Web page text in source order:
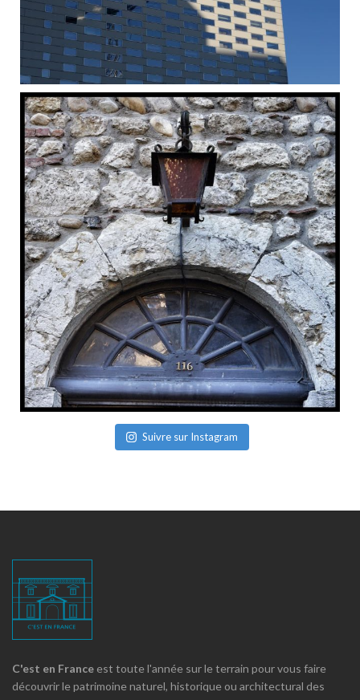
Suivre sur Instagram
C'est en France est toute l'année sur le terrain pour vous faire
découvrir le patrimoine naturel, historique ou architectural des